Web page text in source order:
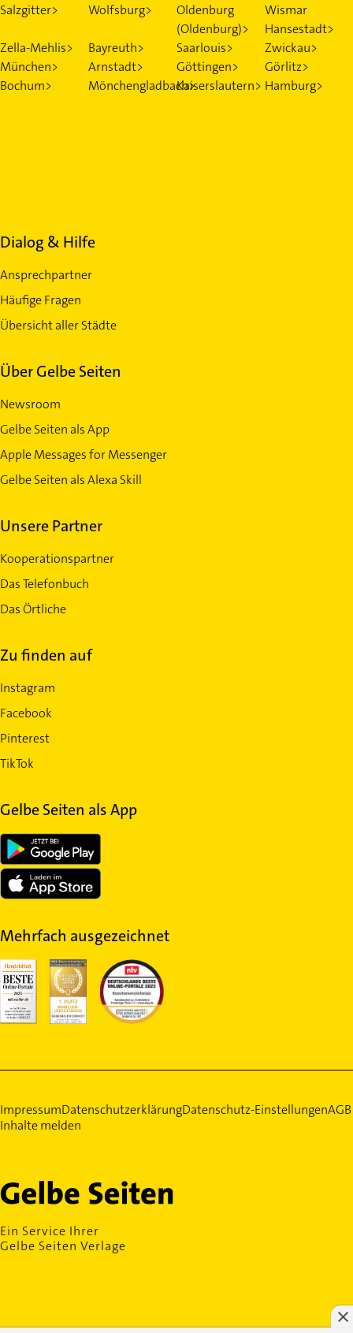
Salzgitter>
Wolfsburg>
Oldenburg
(Oldenburg)>
Wismar
Hansestadt>
Zella-Mehlis>
Bayreuth> Saarlouis>
Zwickau>
München>
Arnstadt> Göttingen>
Görlitz>
Bochum>
Mönchengladbach>Kaiserslautern> Hamburg>
Dialog & Hilfe
Ansprechpartner
Häufige Fragen
Übersicht aller Städte
Über Gelbe Seiten
Newsroom
Gelbe Seiten als App
Apple Messages for Messenger
Gelbe Seiten als Alexa Skill
Unsere Partner
Kooperationspartner
Das Telefonbuch
Das Örtliche
Zu finden auf
Instagram
Facebook
Pinterest
TikTok
Gelbe Seiten als App
Mehrfach ausgezeichnet
ImpressumDatenschutzerklärungDatenschutz-EinstellungenAGB
Inhalte melden
Ein Service Ihrer
Gelbe Seiten Verlage